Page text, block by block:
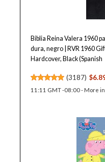
Biblia Reina Valera 1960
dura, negro | RVR 1960
Hardcover, Black (Spanish
(3187)
11:11 GMT -08:00 - More